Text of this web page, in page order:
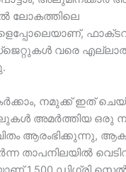
ലോകത്തിലെ
വരെ
നമുക്ക് ഇത്
അമർത്തിയ ഒരു
ആരംഭിക്കുന്നു,
താപനിലയിൽ